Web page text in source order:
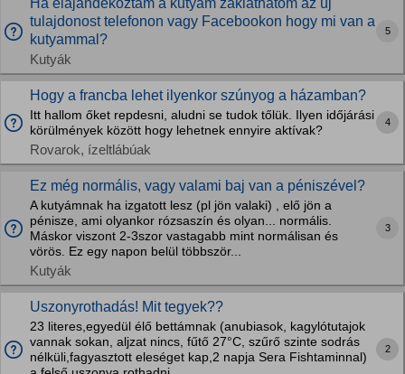
Ha elajandekoztam a kutyám zaklathatom az új
tulajdonost telefonon vagy Facebookon hogy mi van a
kutyammal?
Kutyák
5
Hogy a francba lehet ilyenkor szúnyog a házamban?
Itt hallom őket repdesni, aludni se tudok tőlük. Ilyen időjárási
körülmények között hogy lehetnek ennyire aktívak?
Rovarok, ízeltlábúak
4
Ez még normális, vagy valami baj van a péniszével?
A kutyámnak ha izgatott lesz (pl jön valaki) , elő jön a
pénisze, ami olyankor rózsaszín és olyan... normális.
Máskor viszont 2-3szor vastagabb mint normálisan és
vörös. Ez egy napon belül többször...
Kutyák
3
Uszonyrothadás! Mit tegyek??
23 literes,egyedül élő bettámnak (anubiasok, kagylótutajok
vannak sokan, aljzat nincs, fűtő 27°C, szűrő szinte sodrás
nélküli,fagyasztott eleséget kap,2 napja Sera Fishtaminnal)
2